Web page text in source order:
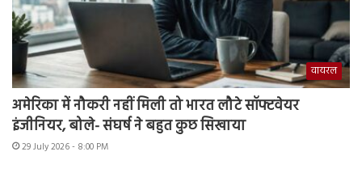
वायरल
अमेरिका में नौकरी नहीं मिली तो भारत लौटे सॉफ्टवेयर
इंजीनियर, बोले- संघर्ष ने बहुत कुछ सिखाया
29 July 2026 - 8:00 PM